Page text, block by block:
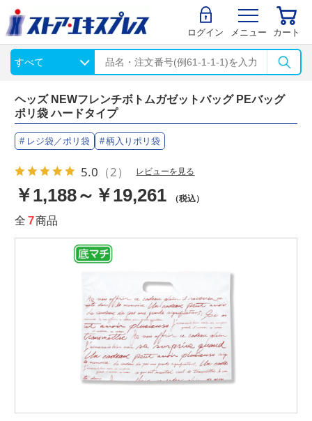
ログイン メニュー カート
ヘッズ NEWフレンチボトムガゼットバッグ PEバッグ
ポリ袋 ハードタイプ
レジ袋／ポリ袋 柄入りポリ袋
5.0 （2） レビューを見る
￥1,188～￥19,261 （税込）
全 7商品